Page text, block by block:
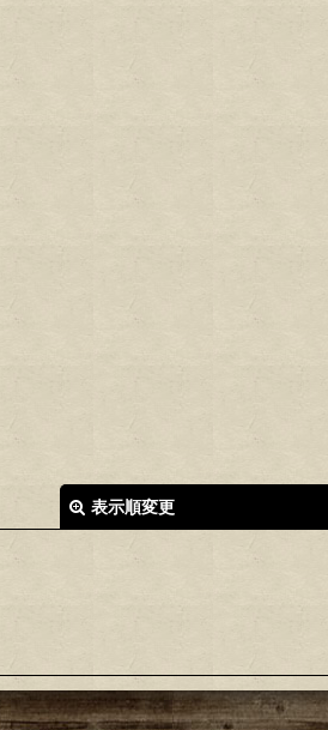
表示順変更
絞り込む